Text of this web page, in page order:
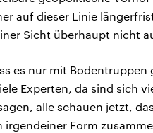
auf dieser Linie
Sicht überhaupt nicht
es nur mit Bodentruppen
Experten, da sind sich
alle schauen jetzt,
irgendeiner Form